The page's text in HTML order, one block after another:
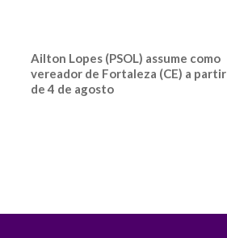
Ailton Lopes (PSOL) assume como
vereador de Fortaleza (CE) a partir
de 4 de agosto